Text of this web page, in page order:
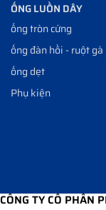
ỐNG LUỒN DÂY
ống tròn cứng
ống đàn hồi - ruột gà
ống dẹt
Phụ kiện
CÔNG TY CỔ PHẦN